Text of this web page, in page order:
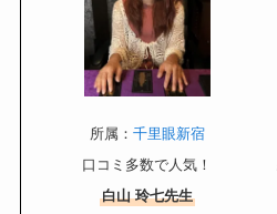
所属： 千里眼新宿
口コミ多数で人気！
白山 玲七先生